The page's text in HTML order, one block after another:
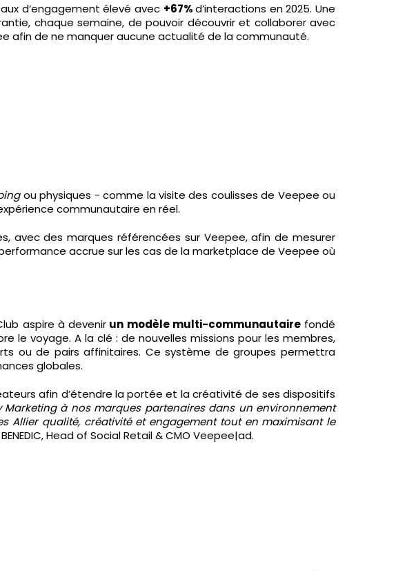
d’engagement élevé avec +67%d’interactions en 2025. Une
chaque semaine, de pouvoir découvrir et collaborer avec
afin de ne manquer aucune actualité de la communauté.
ou physiques - comme la visite des coulisses de Veepee ou
communautaire en réel.
avec des marques référencées sur Veepee, afin de mesurer
accrue sur les cas de la marketplace de Veepee où
aspire à devenir un modèle multi-communautairefondé
le voyage. A la clé : de nouvelles missions pour les membres,
ou de pairs affinitaires. Ce système de groupes permettra
globales.
afin d’étendre la portée et la créativité de ses dispositifs
Marketing à nos marques partenaires dans un environnement
Allier qualité, créativité et engagement tout en maximisant le
Head of Social Retail & CMO Veepee|ad.